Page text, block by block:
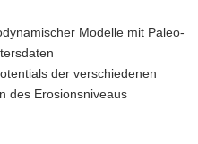
Modelle mit Paleo-
der verschiedenen
des Erosionsniveaus